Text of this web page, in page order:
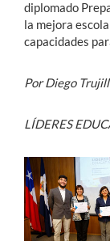
diplomado
la mejora
capacidades
Por Diego
LÍDERES